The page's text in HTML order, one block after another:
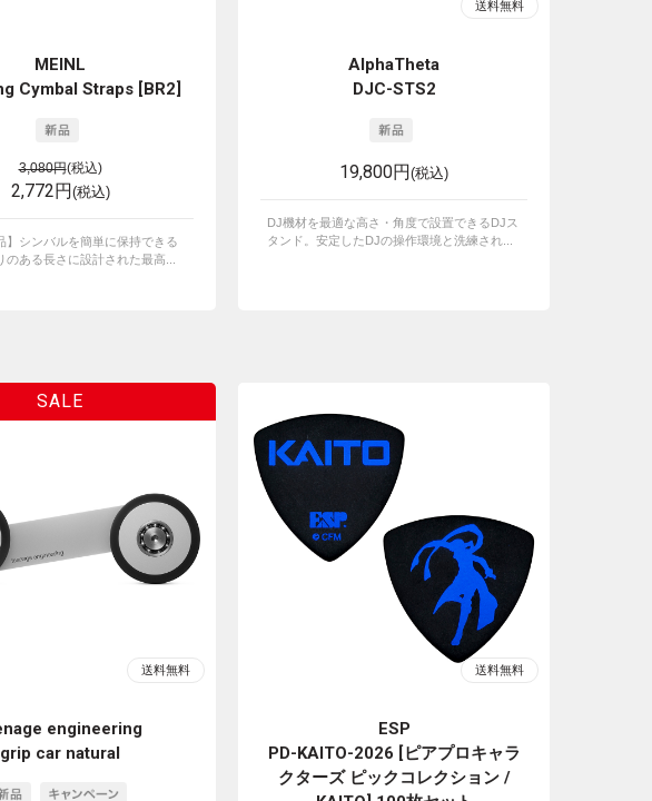
MEINL
Cymbal Straps [BR2]
3,080円(税込)
2,772円(税込)
】シンバルを簡単に保持できる
のある長さに設計された最高...
AlphaTheta
DJC-STS2
19,800円(税込)
DJ機材を最適な高さ・角度で設置できるDJス
タンド。安定したDJの操作環境と洗練され...
engineering
grip car natural
ESP
PD-KAITO-2026 [ピアプロキャラ
クターズ ピックコレクション /